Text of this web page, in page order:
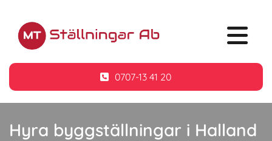
0707-13 41 20
Hyra byggställningar i Halland